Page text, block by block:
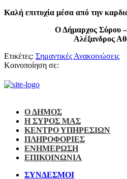
Καλή επιτυχία μέσα από την
Ο Δήμαρχος Σύρου
Αλέξανδρος
Ετικέτες: Σημαντικές Ανακοινώσεις
Κοινοποίηση σε:
Ο ΔΗΜΟΣ
Η ΣΥΡΟΣ ΜΑΣ
ΚΕΝΤΡΟ ΥΠΗΡΕΣΙΩΝ
ΠΛΗΡΟΦΟΡΙΕΣ
ΕΝΗΜΕΡΩΣΗ
ΕΠΙΚΟΙΝΩΝΙΑ
ΣΥΝΔΕΣΜΟΙ